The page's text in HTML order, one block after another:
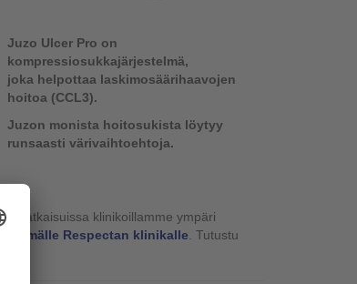
Juzo Ulcer Pro on
kompressiosukkajärjestelmä,
joka helpottaa laskimosäärihaavojen
hoitoa (CCL3).
Juzon monista hoitosukista löytyy
runsaasti värivaihtoehtoja.
ratkaisuissa klinikoillamme ympäri
Respectan klinikalle . Tutustu